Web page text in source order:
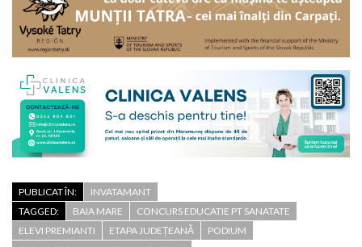
PUBLICAT ÎN:
INVATAMANT
TAGGED:
BAIA MARE
CONCURS EDUCATIE PT SANATATE
ELEVI PREMIANTI
ETAPA JUDEȚEANĂ
PODIUM